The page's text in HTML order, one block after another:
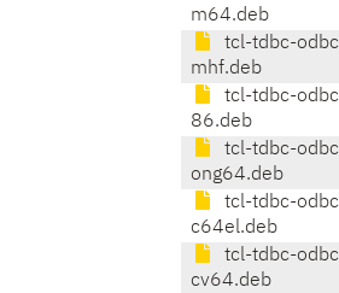
m64.deb
tcl-tdbc-
mhf.deb
tcl-tdbc-
86.deb
tcl-tdbc-
ong64.deb
tcl-tdbc-
c64el.deb
tcl-tdbc-
cv64.deb